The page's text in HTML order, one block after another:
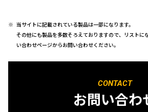
当サイトに記載されている製品は一部になります。
その他にも製品を多数そろえておりますので、リストに
い合わせページからお問い合わせください。
CONTACT
お問い合わ